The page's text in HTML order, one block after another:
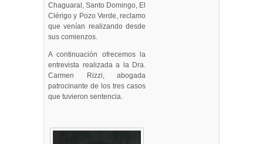
Chaguaral, Santo Domingo, El
Clérigo y Pozo Verde, reclamo
que venían realizando desde
sus comienzos.
A continuación ofrecemos la
entrevista realizada a la Dra.
Carmen Rizzi, abogada
patrocinante de los tres casos
que tuvieron sentencia.